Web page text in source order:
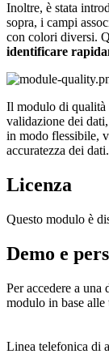
Inoltre, è stata
sopra, i campi
con colori diversi.
identificare
Il modulo di qualità
validazione dei
in modo flessibile,
accuratezza dei dati.
Licenza
Questo modulo è
Demo e
Per accedere a una
modulo in base alle
Linea telefonica di